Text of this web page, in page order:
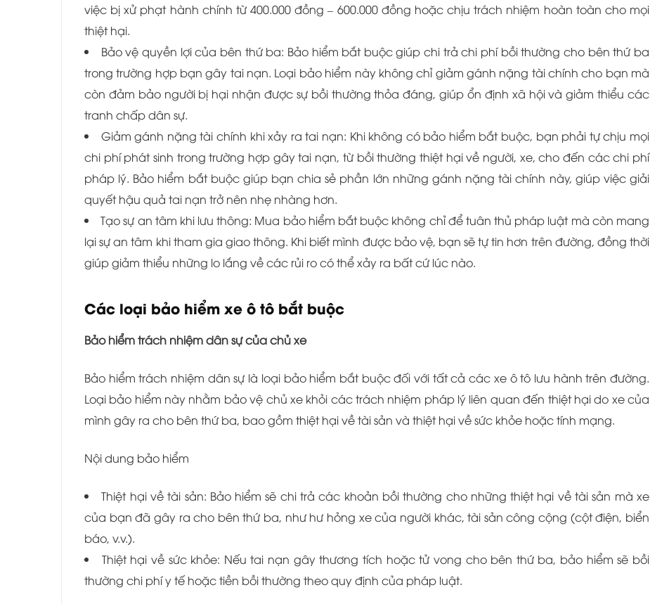
việc bị xử phạt hành chính từ 400.000 đồng – 600.000 đồng hoặc chịu trách nhiệm hoàn toàn cho mọi
thiệt hại.
Bảo vệ quyền lợi của bên thứ ba: Bảo hiểm bắt buộc giúp chi trả chi phí bồi thường cho bên thứ ba
trong trường hợp bạn gây tai nạn. Loại bảo hiểm này không chỉ giảm gánh nặng tài chính cho bạn mà
còn đảm bảo người bị hại nhận được sự bồi thường thỏa đáng, giúp ổn định xã hội và giảm thiểu các
tranh chấp dân sự.
Giảm gánh nặng tài chính khi xảy ra tai nạn: Khi không có bảo hiểm bắt buộc, bạn phải tự chịu mọi
chi phí phát sinh trong trường hợp gây tai nạn, từ bồi thường thiệt hại về người, xe, cho đến các chi phí
pháp lý. Bảo hiểm bắt buộc giúp bạn chia sẻ phần lớn những gánh nặng tài chính này, giúp việc giải
quyết hậu quả tai nạn trở nên nhẹ nhàng hơn.
Tạo sự an tâm khi lưu thông: Mua bảo hiểm bắt buộc không chỉ để tuân thủ pháp luật mà còn mang
lại sự an tâm khi tham gia giao thông. Khi biết mình được bảo vệ, bạn sẽ tự tin hơn trên đường, đồng thời
giúp giảm thiểu những lo lắng về các rủi ro có thể xảy ra bất cứ lúc nào.
Các loại bảo hiểm xe ô tô bắt buộc
Bảo hiểm trách nhiệm dân sự của chủ xe
Bảo hiểm trách nhiệm dân sự là loại bảo hiểm bắt buộc đối với tất cả các xe ô tô lưu hành trên đường.
Loại bảo hiểm này nhằm bảo vệ chủ xe khỏi các trách nhiệm pháp lý liên quan đến thiệt hại do xe của
mình gây ra cho bên thứ ba, bao gồm thiệt hại về tài sản và thiệt hại về sức khỏe hoặc tính mạng.
Nội dung bảo hiểm
Thiệt hại về tài sản: Bảo hiểm sẽ chi trả các khoản bồi thường cho những thiệt hại về tài sản mà xe
của bạn đã gây ra cho bên thứ ba, như hư hỏng xe của người khác, tài sản công cộng (cột điện, biển
báo, v.v.).
Thiệt hại về sức khỏe: Nếu tai nạn gây thương tích hoặc tử vong cho bên thứ ba, bảo hiểm sẽ bồi
thường chi phí y tế hoặc tiền bồi thường theo quy định của pháp luật.